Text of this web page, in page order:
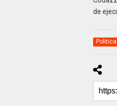
de
Politica